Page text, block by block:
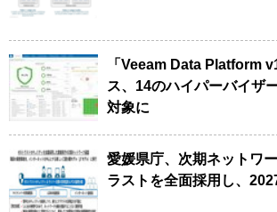
「Veeam Data Platform
ス、14のハイパーバイザ
対象に
愛媛県庁、次期ネットワ
ラストを全面採用し、